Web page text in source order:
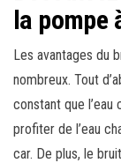
la pompe
Les avantages du
nombreux. Tout
constant que l’eau
profiter de l’eau
car. De plus, le